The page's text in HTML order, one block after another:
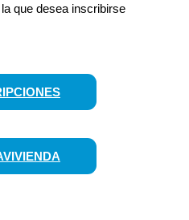
que desea inscribirse